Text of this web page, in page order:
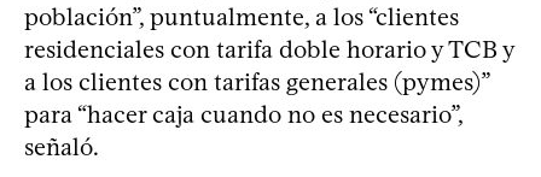
población”, puntualmente, a los “clientes
residenciales con tarifa doble horario y TCB y
a los clientes con tarifas generales (pymes)”
para “hacer caja cuando no es necesario”,
señaló.